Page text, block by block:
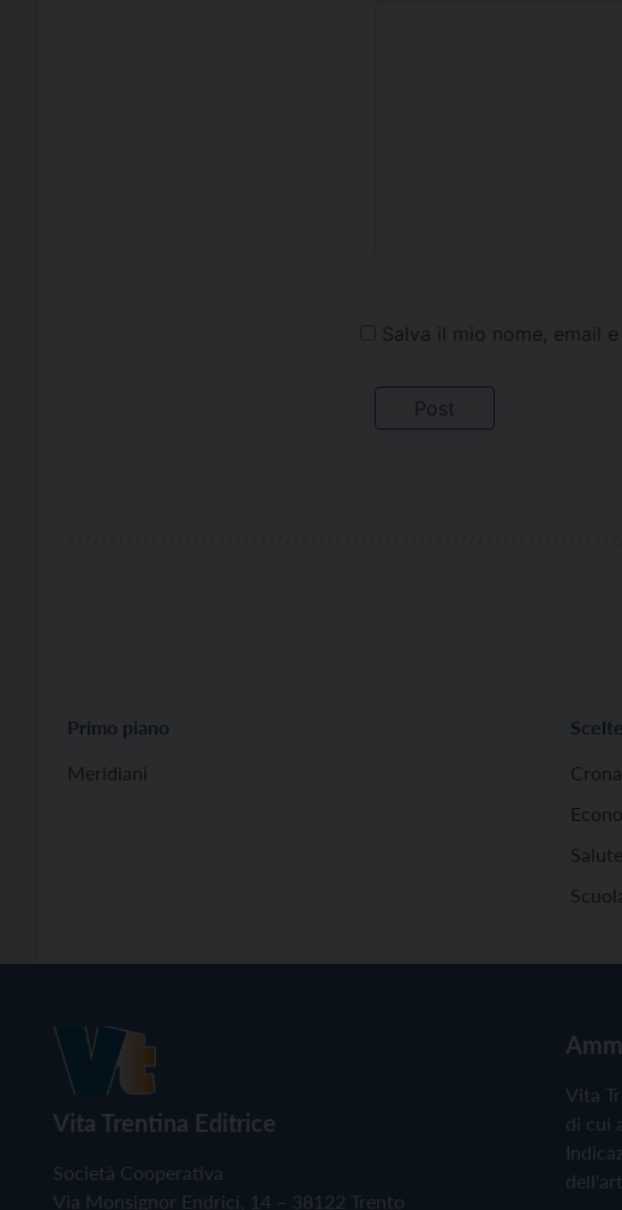
Salva il mio nome, email
Primo piano
Meridiani
Vita Trentina Editrice
Società Cooperativa
Via Monsignor Endrici, 14 – 38122 Trento
Vita
di cui